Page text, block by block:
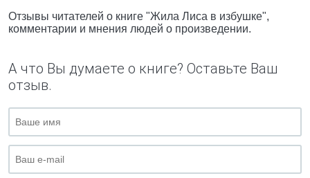
Отзывы читателей о книге "Жила Лиса в избушке",
комментарии и мнения людей о произведении.
А что Вы думаете о книге? Оставьте Ваш
отзыв.